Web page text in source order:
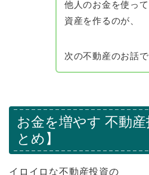
他人のお金を使って
資産を作るのが、
次の不動産のお話で
お金を増やす 不動産
とめ】
イロイロな不動産投資の